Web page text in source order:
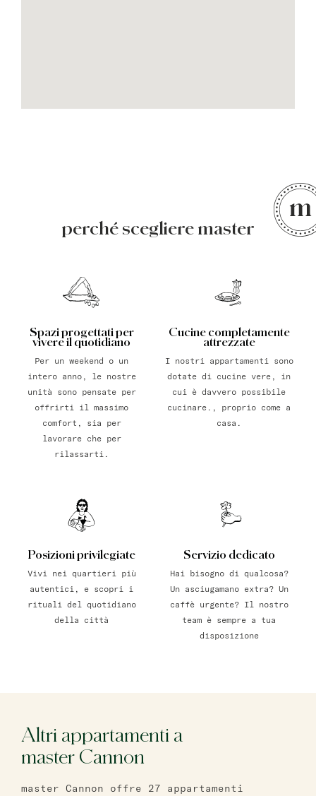
perché scegliere master
Spazi progettati per
vivere il quotidiano
Per un weekend o un
intero anno, le nostre
unità sono pensate per
offrirti il massimo
comfort, sia per
lavorare che per
rilassarti.
Cucine completamente
attrezzate
I nostri appartamenti sono
dotate di cucine vere, in
cui è davvero possibile
cucinare., proprio come a
casa.
Posizioni privilegiate
Vivi nei quartieri più
autentici, e scopri i
rituali del quotidiano
della città
Servizio dedicato
Hai bisogno di qualcosa?
Un asciugamano extra? Un
caffè urgente? Il nostro
team è sempre a tua
disposizione
Altri appartamenti a
master Cannon
master Cannon offre 27 appartamenti